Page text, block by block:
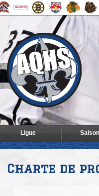
Ligue
Charte de